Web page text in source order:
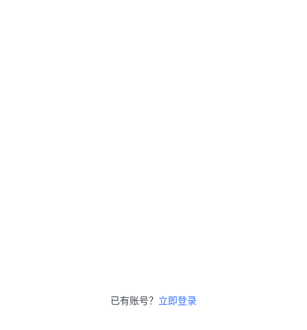
已有账号？ 立即登录